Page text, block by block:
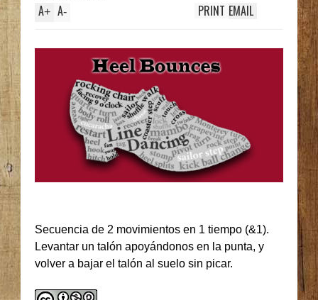
A+ A- EMAIL
PRINT
Secuencia de 2 movimientos en 1 tiempo (&1).
Levantar un talón apoyándonos en la punta, y
volver a bajar el talón al suelo sin picar.